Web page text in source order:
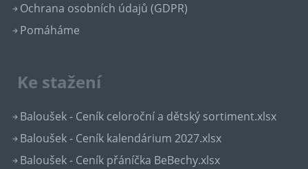
Ochrana osobních údajů (GDPR)
Pomáháme
Ke stažení
Baloušek - Ceník celoroční a dětský sortiment.xlsx
Baloušek - Ceník kalendárium 2027.xlsx
Baloušek - Ceník přáníčka BeBechy.xlsx